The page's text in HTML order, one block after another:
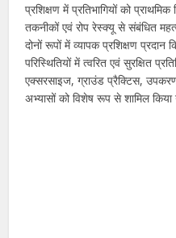
प्रशिक्षण में प्रतिभागियों को
तकनीकों एवं रोप रेस्क्यू से संबंधित
दोनों रूपों में व्यापक प्रशिक्षण प्रदान
परिस्थितियों में त्वरित एवं सुरक्षित
एक्सरसाइज, ग्राउंड प्रैक्टिस,
अभ्यासों को विशेष रूप से शामिल किया